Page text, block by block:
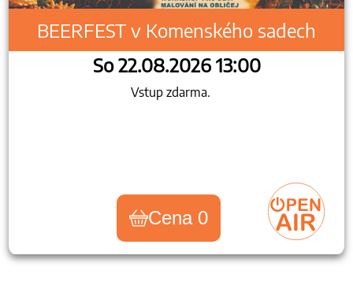
BEERFEST v Komenského sadech
So 22.08.2026 13:00
Vstup zdarma.
Cena 0